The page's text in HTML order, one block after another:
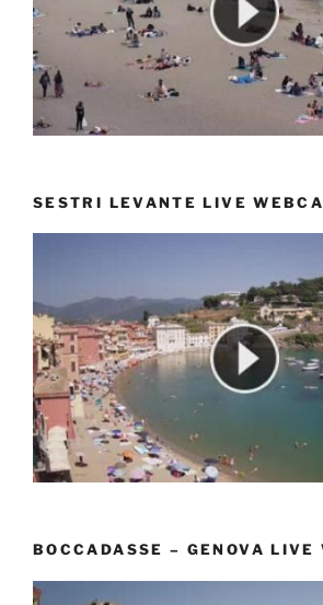
SESTRI LEVANTE LIVE
BOCCADASSE – GENOVA LIVE